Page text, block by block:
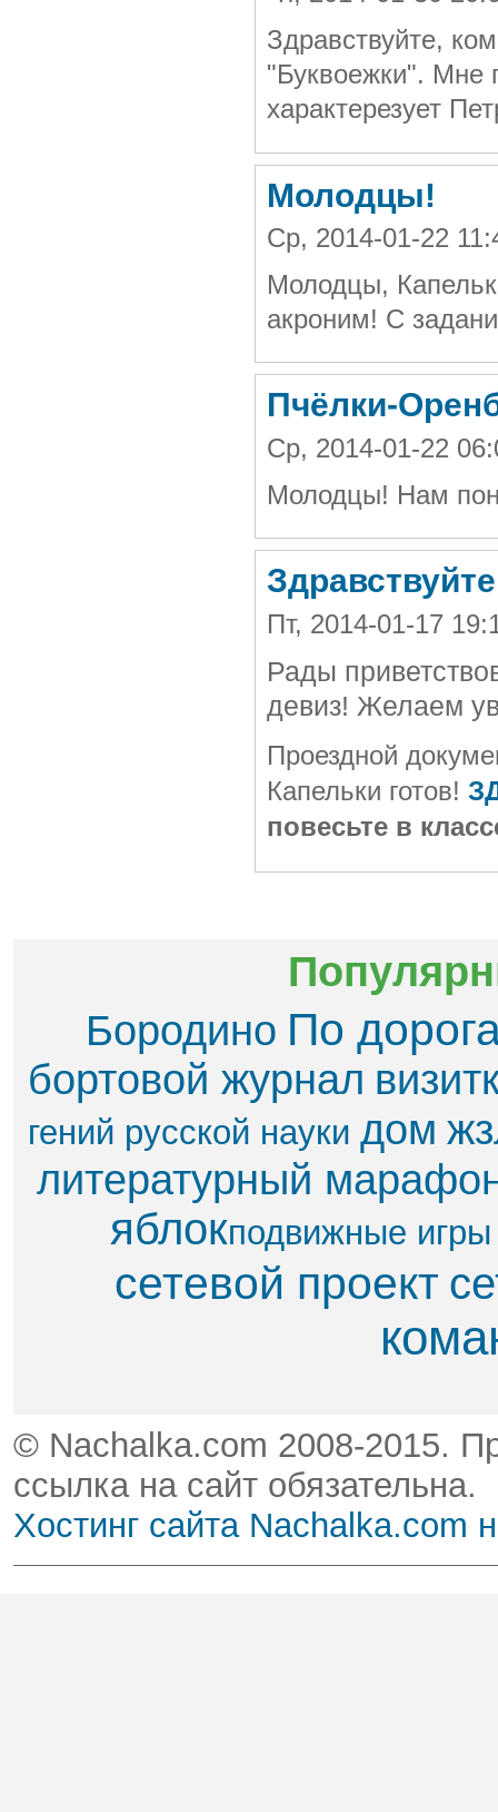
Здравствуйте,
"Буквоежки". Мне
характерезует
Молодцы!
Ср, 2014-01-22
Молодцы,
акроним! С
Пчёлки-
Ср, 2014-01-22
Молодцы! Нам
Пт, 2014-01-17
Рады
девиз! Желаем
Проездной
Капельки готов!
повесьте в
Бородино По
бортовой журнал
гений русской науки дом
литературный
яблок​подвижные игры
сетевой проект
© Nachalka.com 2008-2015.
ссылка на сайт обязательна.
Хостинг сайта Nachalka.com